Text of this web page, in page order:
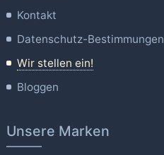
Kontakt
Datenschutz-Bestimmungen
Wir stellen ein!
Bloggen
Unsere Marken